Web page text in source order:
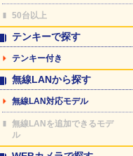
50台以上
テンキーで探す
テンキー付き
無線LANから探す
無線LAN対応モデル
無線LANを追加できるモデ
ル